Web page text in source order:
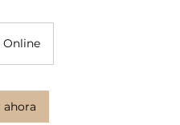
Online
ahora